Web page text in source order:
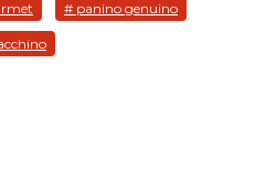
# panino genuino